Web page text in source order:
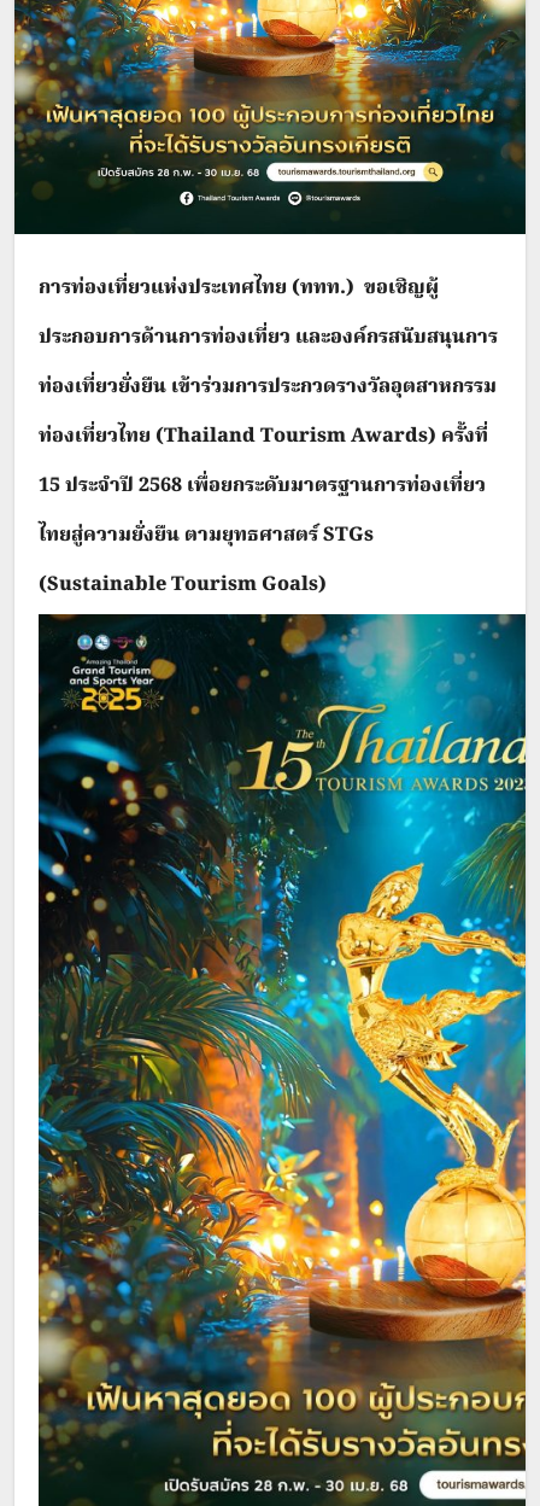
การท่องเที่ยวแห่งประเทศไทย (ททท.) ขอเชิญผู้
ประกอบการด้านการท่องเที่ยว และองค์กรสนับสนุนการ
ท่องเที่ยวยั่งยืน เข้าร่วมการประกวดรางวัลอุตสาหกรรม
ท่องเที่ยวไทย (Thailand Tourism Awards) ครั้งที่
15 ประจำปี 2568 เพื่อยกระดับมาตรฐานการท่องเที่ยว
ไทยสู่ความยั่งยืน ตามยุทธศาสตร์ STGs
(Sustainable Tourism Goals)